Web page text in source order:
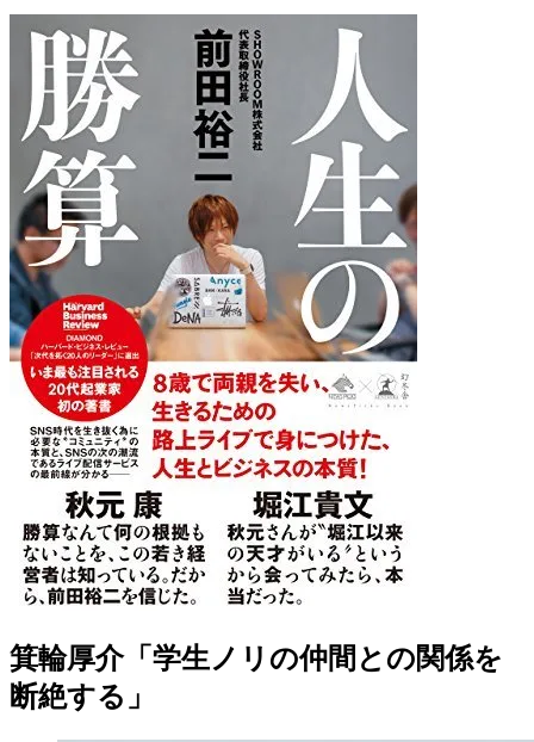
箕輪厚介「学生ノリの仲間との関係を
断絶する」